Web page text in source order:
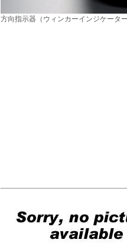
方向指示器（ウィンカーインジケータ